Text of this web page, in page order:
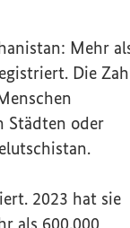
Mehr
Die
Städten oder
2023 hat sie
als 600.000